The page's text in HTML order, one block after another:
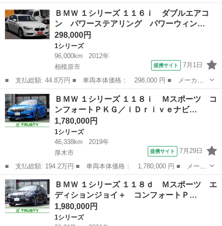
名： ＢＭＷ ■ 車種名： １シリーズ ■ グレード名： １１６
ｉ Ｍスポーツ ワンオーナー ＥＴＣ 純正ナビゲーション Ｔ
Ｖ バックカメラ...
神奈川 厚木市
ＢＭＷ １シリーズ １１６ｉ ダブルエアコ
ン パワーステアリング パワーウィン…
298,000円
1シリーズ
96,000km
2012年
相模原市
提携サイト 7月1日
■ 支払総額: 44.8万円 ■ 車両本体価格： 298,000 円 ■ メーカー
名： ＢＭＷ ■ 車種名： １シリーズ ■ グレード名： １１６
ｉ ダブルエアコン パワーステアリング パワーウィンドウ ＡＢ
Ｓ 運転席エア...
神奈川 相模原市 1シリーズ
ＢＭＷ １シリーズ １１８ｉ Ｍスポーツ コ
ンフォートＰＫＧ／ｉＤｒｉｖｅナビ…
1,780,000円
1シリーズ
46,338km
2019年
厚木市
提携サイト 7月29日
■ 支払総額: 194.2万円 ■ 車両本体価格： 1,780,000 円 ■ メーカ
ー名： ＢＭＷ ■ 車種名： １シリーズ ■ グレード名： １１８
ｉ Ｍスポーツ コンフォートＰＫＧ／ｉＤｒｉｖｅナビＰＫＧ／Ａ
ｐｐｌｅ...
神奈川 厚木市
ＢＭＷ １シリーズ １１８ｄ Ｍスポーツ エ
ディションジョイ＋ コンフォートＰ…
1,980,000円
1シリーズ